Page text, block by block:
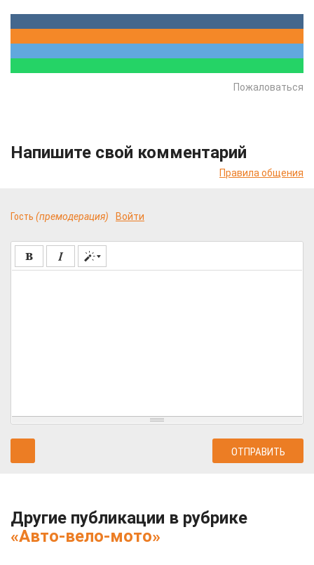
Пожаловаться
Напишите свой комментарий
Правила общения
Гость (премодерация) Войти
Другие публикации в рубрике
«Авто-вело-мото»